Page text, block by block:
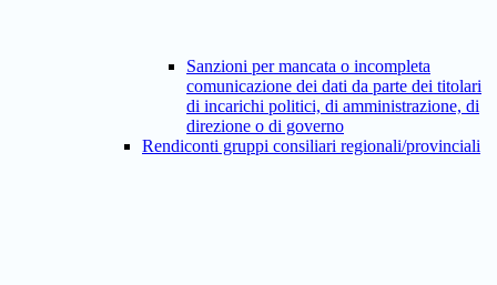
Sanzioni per mancata o incompleta
comunicazione dei dati da parte dei titolari
di incarichi politici, di amministrazione, di
direzione o di governo
Rendiconti gruppi consiliari regionali/provinciali